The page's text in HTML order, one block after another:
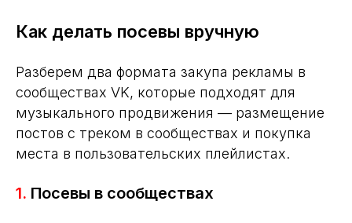
Как делать посевы вручную
Разберем два формата закупа рекламы в
сообществах VK, которые подходят для
музыкального продвижения — размещение
постов с треком в сообществах и покупка
места в пользовательских плейлистах.
1. Посевы в сообществах